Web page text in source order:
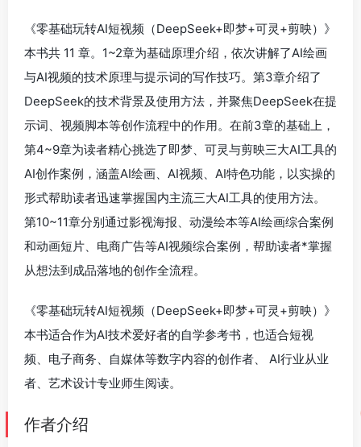
《零基础玩转AI短视频（DeepSeek+即梦+可灵+剪映）》
本书共 11 章。1~2章为基础原理介绍，依次讲解了AI绘画
与AI视频的技术原理与提示词的写作技巧。第3章介绍了
DeepSeek的技术背景及使用方法，并聚焦DeepSeek在提
示词、视频脚本等创作流程中的作用。在前3章的基础上，
第4~9章为读者精心挑选了即梦、可灵与剪映三大AI工具的
AI创作案例，涵盖AI绘画、AI视频、AI特色功能，以实操的
形式帮助读者迅速掌握国内主流三大AI工具的使用方法。
第10~11章分别通过影视海报、动漫绘本等AI绘画综合案例
和动画短片、电商广告等AI视频综合案例，帮助读者*掌握
从想法到成品落地的创作全流程。
《零基础玩转AI短视频（DeepSeek+即梦+可灵+剪映）》
本书适合作为AI技术爱好者的自学参考书，也适合短视
频、电子商务、自媒体等数字内容的创作者、 AI行业从业
者、艺术设计专业师生阅读。
作者介绍